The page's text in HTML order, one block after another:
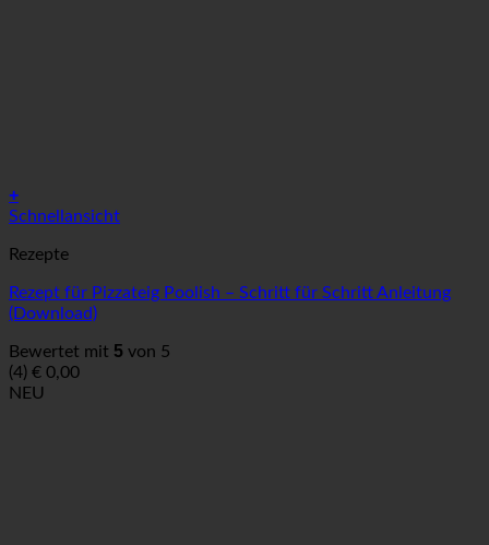
+
Schnellansicht
Rezepte
Rezept für Pizzateig Poolish – Schritt für Schritt Anleitung
(Download)
Bewertet mit 5 von 5
(4) € 0,00
NEU